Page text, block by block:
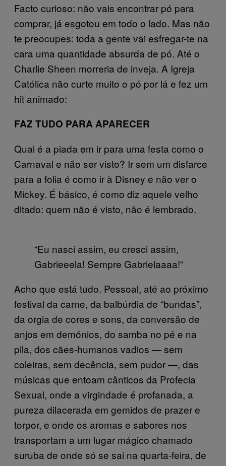
Facto curioso: não vais encontrar pó para
comprar, já esgotou em todo o lado. Mas não
te preocupes: toda a gente vai esfregar-te na
cara uma quantidade absurda de pó. Até o
Charlie Sheen morreria de inveja. A Igreja
Católica não curte muito o pó por lá e fez um
hit animado:
FAZ TUDO PARA APARECER
Qual é a piada em ir para uma festa como o
Carnaval e não ser visto? Ir sem um disfarce
para a folia é como ir à Disney e não ver o
Mickey. É básico, é como diz aquele velho
ditado: quem não é visto, não é lembrado.
“Eu nasci assim, eu cresci assim,
Gabrieeela! Sempre Gabrielaaaa!”
Acho que está tudo. Pessoal, até ao próximo
festival da carne, da balbúrdia de “bundas”,
da orgia de cores e sons, da conversão de
anjos em demónios, do samba no pé e na
pila, dos cães-humanos vadios — sem
coleiras, sem decência, sem pudor —, das
músicas que entoam cânticos da Profecia
Sexual, onde a virgindade é profanada, a
pureza dilacerada em gemidos de prazer e
torpor, e onde os aromas e sabores nos
transportam a um lugar mágico chamado
suruba de onde só se sai na quarta-feira, de